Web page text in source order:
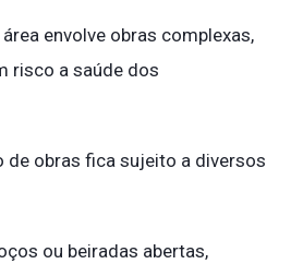
envolve obras complexas,
risco a saúde dos
de obras fica sujeito a diversos
ou beiradas abertas,